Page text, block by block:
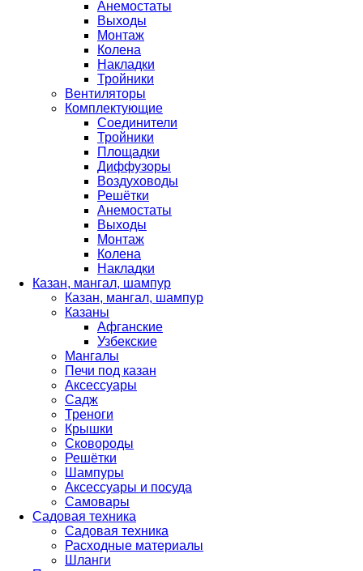
Анемостаты
Выходы
Монтаж
Колена
Накладки
Тройники
Вентиляторы
Комплектующие
Соединители
Тройники
Площадки
Диффузоры
Воздуховоды
Решётки
Анемостаты
Выходы
Монтаж
Колена
Накладки
Казан, мангал, шампур
Казан, мангал, шампур
Казаны
Афганские
Узбекские
Мангалы
Печи под казан
Аксессуары
Садж
Треноги
Крышки
Сковороды
Решётки
Шампуры
Аксессуары и посуда
Самовары
Садовая техника
Садовая техника
Расходные материалы
Шланги